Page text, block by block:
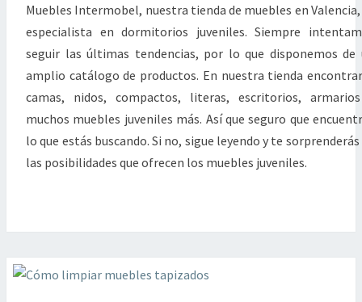
Muebles Intermobel, nuestra tienda de muebles en Valencia,
especialista en dormitorios juveniles. Siempre
seguir las últimas tendencias, por lo que disponemos de
amplio catálogo de productos. En nuestra tienda
camas, nidos, compactos, literas, escritorios,
muchos muebles juveniles más. Así que seguro que
lo que estás buscando. Si no, sigue leyendo y te sorprenderás
las posibilidades que ofrecen los muebles juveniles.